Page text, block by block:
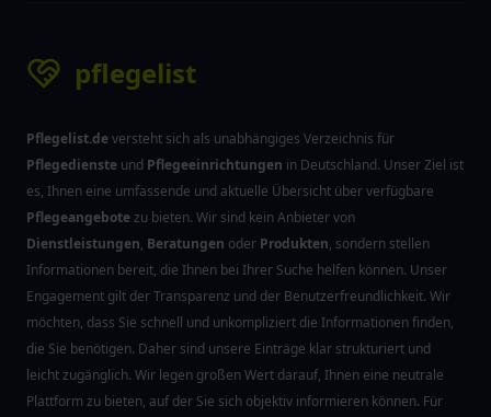
pflegelist
Pflegelist.deversteht sich als unabhängiges Verzeichnis für
Pflegedienste und Pflegeeinrichtungen in Deutschland. Unser Ziel ist
es, Ihnen eine umfassende und aktuelle Übersicht über verfügbare
Pflegeangebotezu bieten. Wir sind kein Anbieter von
Dienstleistungen, Beratungen oder Produkten, sondern stellen
Informationen bereit, die Ihnen bei Ihrer Suche helfen können. Unser
Engagement gilt der Transparenz und der Benutzerfreundlichkeit. Wir
möchten, dass Sie schnell und unkompliziert die Informationen finden,
die Sie benötigen. Daher sind unsere Einträge klar strukturiert und
leicht zugänglich. Wir legen großen Wert darauf, Ihnen eine neutrale
Plattform zu bieten, auf der Sie sich objektiv informieren können. Für